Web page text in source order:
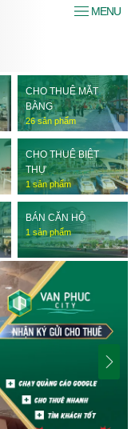
CHO THUÊ MẶT
BẰNG
26 sản phẩm
CHO THUÊ BIỆT
THỰ
1 sản phẩm
BÁN CĂN HỘ
1 sản phẩm
MENU